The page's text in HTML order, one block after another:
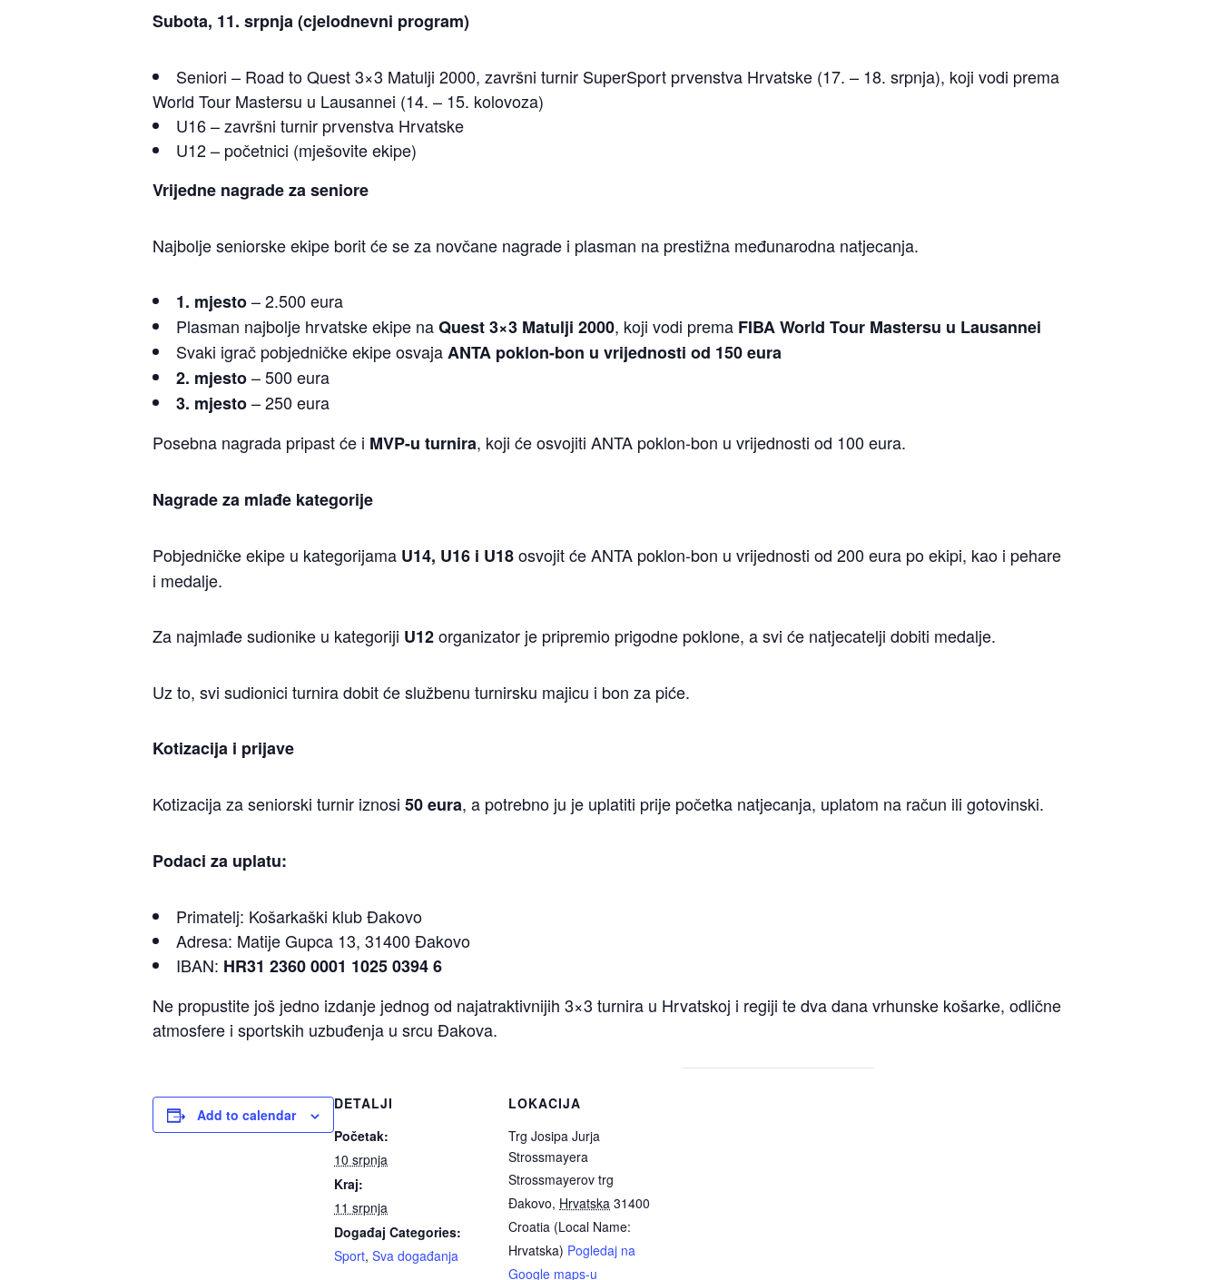
Subota, 11. srpnja (cjelodnevni program)
Seniori – Road to Quest 3×3 Matulji 2000, završni turnir SuperSport prvenstva Hrvatske (17. – 18. srpnja), koji vodi prema
World Tour Mastersu u Lausannei (14. – 15. kolovoza)
U16 – završni turnir prvenstva Hrvatske
U12 – početnici (mješovite ekipe)
Vrijedne nagrade za seniore
Najbolje seniorske ekipe borit će se za novčane nagrade i plasman na prestižna međunarodna natjecanja.
1. mjesto– 2.500 eura
Plasman najbolje hrvatske ekipe naQuest 3×3 Matulji 2000, koji vodi prema FIBA World Tour Mastersu u Lausannei
Svaki igrač pobjedničke ekipe osvajaANTA poklon-bon u vrijednosti od 150 eura
2. mjesto– 500 eura
3. mjesto– 250 eura
Posebna nagrada pripast će i MVP-u turnira, koji će osvojiti ANTA poklon-bon u vrijednosti od 100 eura.
Nagrade za mlađe kategorije
Pobjedničke ekipe u kategorijama U14, U16 i U18osvojit će ANTA poklon-bon u vrijednosti od 200 eura po ekipi, kao i pehare
i medalje.
Za najmlađe sudionike u kategoriji U12organizator je pripremio prigodne poklone, a svi će natjecatelji dobiti medalje.
Uz to, svi sudionici turnira dobit će službenu turnirsku majicu i bon za piće.
Kotizacija i prijave
Kotizacija za seniorski turnir iznosi 50 eura, a potrebno ju je uplatiti prije početka natjecanja, uplatom na račun ili gotovinski.
Podaci za uplatu:
Primatelj: Košarkaški klub Đakovo
Adresa: Matije Gupca 13, 31400 Đakovo
IBAN: HR31 2360 0001 1025 0394 6
Ne propustite još jedno izdanje jednog od najatraktivnijih 3×3 turnira u Hrvatskoj i regiji te dva dana vrhunske košarke, odlične
atmosfere i sportskih uzbuđenja u srcu Đakova.
Add to calendar
DETALJI
Početak:
10 srpnja
Kraj:
11 srpnja
Događaj Categories:
Sport, Sva događanja
LOKACIJA
Trg Josipa Jurja
Strossmayera
Strossmayerov trg
Đakovo, Hrvatska 31400
Croatia (Local Name:
Hrvatska) Pogledaj na
Google maps-u